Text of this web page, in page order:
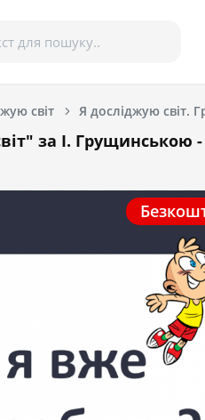
світ
за І. Грущинською